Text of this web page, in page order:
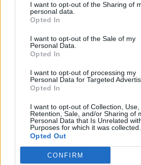
I want to opt-out of the Sharing of
personal data.
Opted In
I want to opt-out of the Sale of my
Personal Data.
Opted In
I want to opt-out of processing my
Personal Data for Targeted
Opted In
I want to opt-out of Collection, Use,
Retention, Sale, and/or Sharing of
Personal Data that Is Unrelated
Purposes for which it was collected.
Opted Out
CONFIRM
Pouca de Aguiar no final da
Últimas notícias